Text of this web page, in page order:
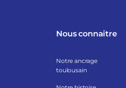
Nous connaitre
Notre ancrage
toulousain